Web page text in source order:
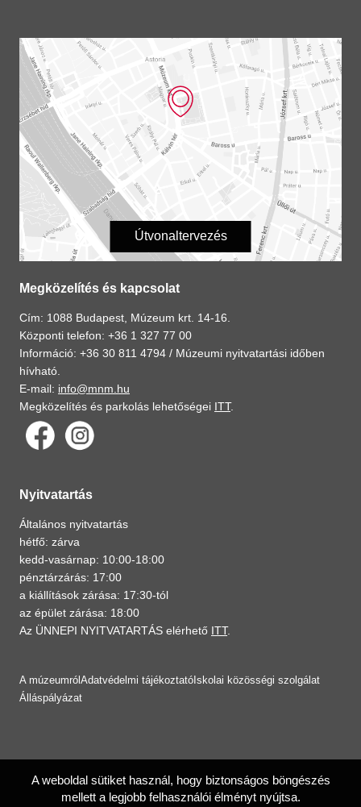
Útvonaltervezés
Megközelítés és kapcsolat
Cím: 1088 Budapest, Múzeum krt. 14-16.
Központi telefon: +36 1 327 77 00
Információ: +36 30 811 4794 / Múzeumi nyitvatartási időben
hívható.
E-mail: info@mnm.hu
Megközelítés és parkolás lehetőségei ITT.
Nyitvatartás
Általános nyitvatartás
hétfő: zárva
kedd-vasárnap: 10:00-18:00
pénztárzárás: 17:00
a kiállítások zárása: 17:30-tól
az épület zárása: 18:00
Az ÜNNEPI NYITVATARTÁS elérhető ITT.
A múzeumról Adatvédelmi tájékoztató Iskolai közösségi szolgálat
Álláspályázat
A weboldal sütiket használ, hogy biztonságos böngészés
mellett a legjobb felhasználói élményt nyújtsa.